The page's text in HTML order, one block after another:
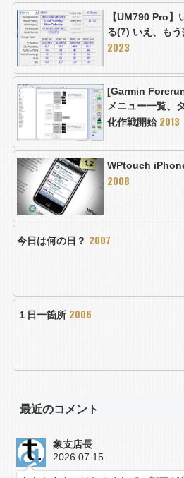
【UM790 Pro】
る(7) いえ、も
2023
[Garmin
メニュー一覧、
化作戦開始 2013
WPtouch
2008
今日は何の日？ 2007
１日一箇所 2006
最近のコメント
象支店長
2026.07.15